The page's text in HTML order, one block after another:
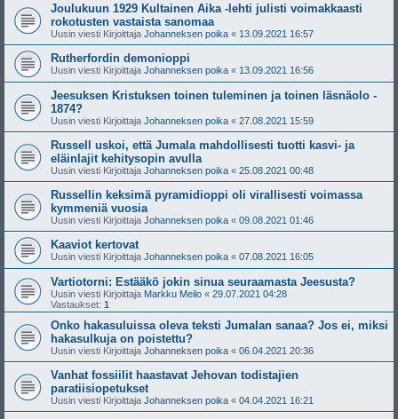
Joulukuun 1929 Kultainen Aika -lehti julisti voimakkaasti
rokotusten vastaista sanomaa
Uusin viesti Kirjoittaja Johanneksen poika « 13.09.2021 16:57
Rutherfordin demonioppi
Uusin viesti Kirjoittaja Johanneksen poika « 13.09.2021 16:56
Jeesuksen Kristuksen toinen tuleminen ja toinen läsnäolo -
1874?
Uusin viesti Kirjoittaja Johanneksen poika « 27.08.2021 15:59
Russell uskoi, että Jumala mahdollisesti tuotti kasvi- ja
eläinlajit kehitysopin avulla
Uusin viesti Kirjoittaja Johanneksen poika « 25.08.2021 00:48
Russellin keksimä pyramidioppi oli virallisesti voimassa
kymmeniä vuosia
Uusin viesti Kirjoittaja Johanneksen poika « 09.08.2021 01:46
Kaaviot kertovat
Uusin viesti Kirjoittaja Johanneksen poika « 07.08.2021 16:05
Vartiotorni: Estääkö jokin sinua seuraamasta Jeesusta?
Uusin viesti Kirjoittaja Markku Meilo « 29.07.2021 04:28
Vastaukset: 1
Onko hakasuluissa oleva teksti Jumalan sanaa? Jos ei, miksi
hakasulkuja on poistettu?
Uusin viesti Kirjoittaja Johanneksen poika « 06.04.2021 20:36
Vanhat fossiilit haastavat Jehovan todistajien
paratiisiopetukset
Uusin viesti Kirjoittaja Johanneksen poika « 04.04.2021 16:21